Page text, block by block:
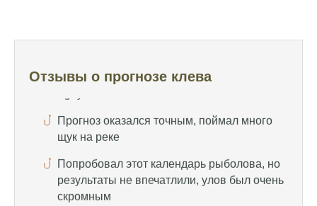
Отзывы о прогнозе клева
Попробовал этот календарь рыболова, но
результаты не впечатлили, улов был очень
скромным
отлично, уловил карпа и налима
Уже второй раз пользуюсь этим прогнозом,